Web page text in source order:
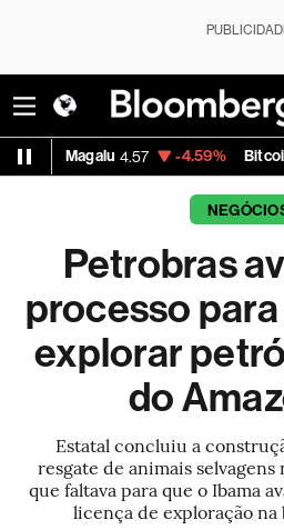
-1.23% Petrobras PN 42.13
Petrobras
processo
explorar
do
Estatal concluiu a
resgate de animais
que faltava para que o Ibama
licença de exploração na